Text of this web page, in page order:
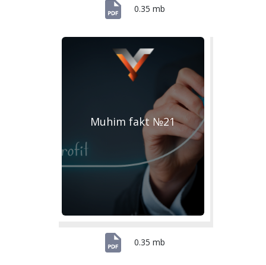
0.35 mb
Muhim fakt №21
0.35 mb